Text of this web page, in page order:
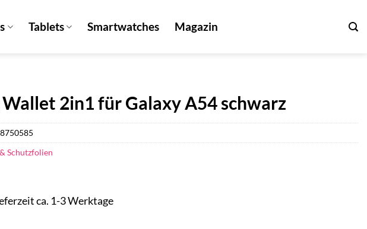
Tablets Smartwatches Magazin
2in1 für Galaxy A54 schwarz
ca. 1-3 Werktage
Schutzfolien